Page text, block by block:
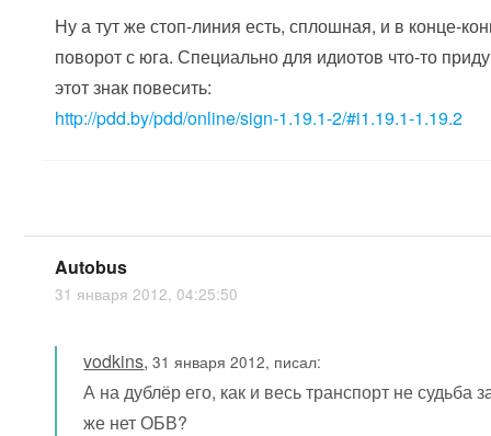
Ну а тут же стоп-линия есть, сплошная, и в конце-
поворот с юга. Специально для идиотов что-то
этот знак повесить:
http://pdd.by/pdd/online/sign-1.19.1-2/#i1.19.1-1.19.2
Autobus
31 января 2012, 04:25:50
vodkins,31 января 2012, писал:
А на дублёр его, как и весь транспорт не судьба
же нет ОБВ?